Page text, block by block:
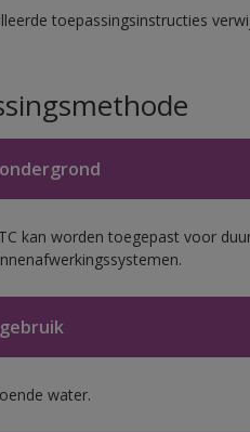
toepassingsinstructies
kan worden toegepast voor
water.